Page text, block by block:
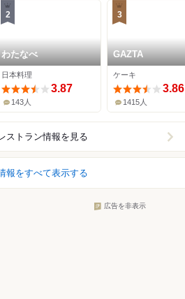
2
わたなべ
日本料理
3.87
143人
3
GAZTA
ケーキ
3.86
1415人
ストラン情報を見る
報をすべて表示する
広告を非表示